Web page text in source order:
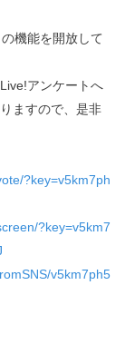
機能を開放して
アンケートへ
ますので、是非
?key=v5km7ph
?key=v5km7
v5km7ph5